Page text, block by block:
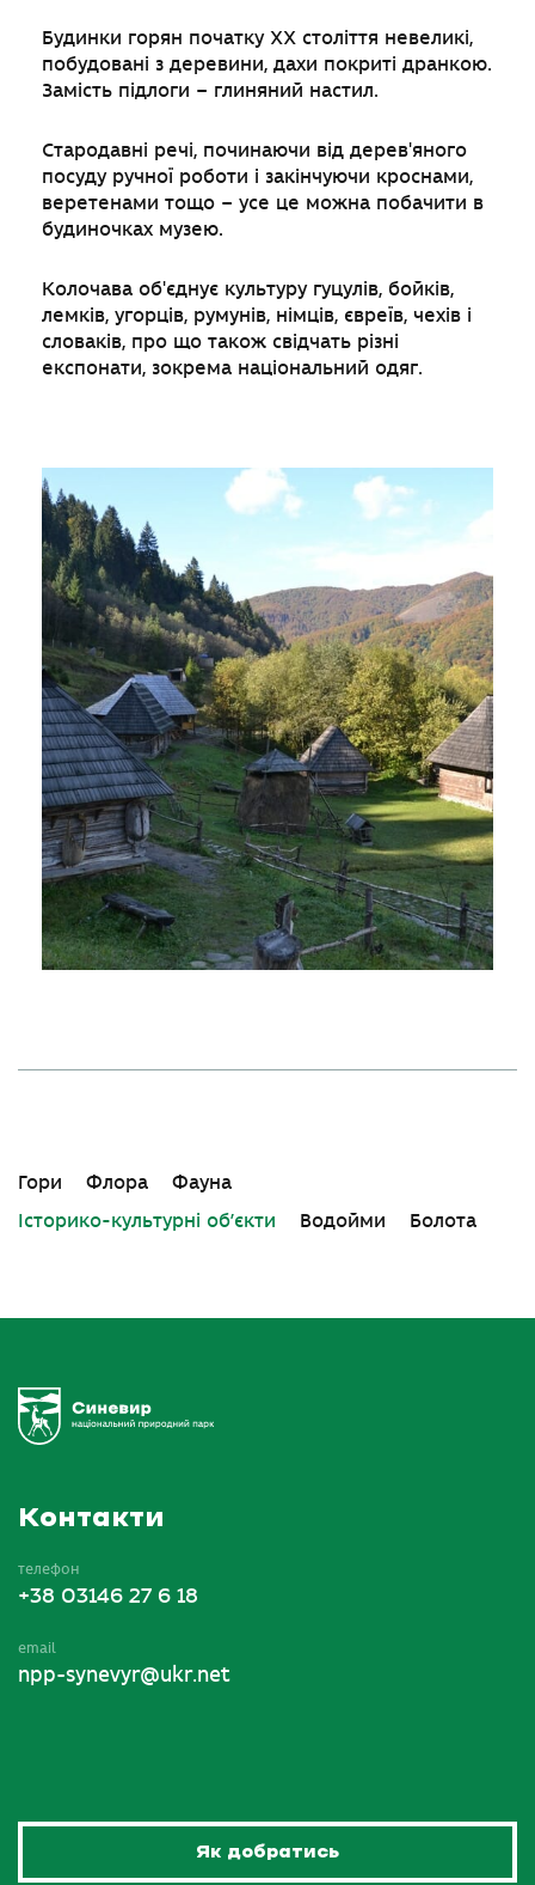
Будинки горян початку XX століття невеликі,
побудовані з деревини, дахи покриті дранкою.
Замість підлоги – глиняний настил.
Стародавні речі, починаючи від дерев'яного
посуду ручної роботи і закінчуючи кроснами,
веретенами тощо – усе це можна побачити в
будиночках музею.
Колочава об'єднує культуру гуцулів, бойків,
лемків, угорців, румунів, німців, євреїв, чехів і
словаків, про що також свідчать різні
експонати, зокрема національний одяг.
Гори Флора
Фауна
Історико-культурні об’єкти
Водойми Болота
Контакти
телефон
+38 03146 27 6 18
email
npp-synevyr@ukr.net
Як добратись